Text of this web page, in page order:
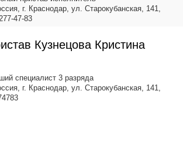
г. Краснодар, ул. Старокубанская, 141,
47-83
Кузнецова Кристина
специалист 3 разряда
г. Краснодар, ул. Старокубанская, 141,